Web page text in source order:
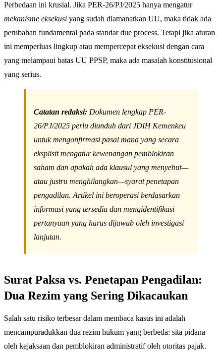
Perbedaan ini krusial. Jika PER-26/PJ/2025 hanya mengatur
mekanisme eksekusi yang sudah diamanatkan UU, maka tidak ada
perubahan fundamental pada standar due process. Tetapi jika aturan
ini memperluas lingkup atau mempercepat eksekusi dengan cara
yang melampaui batas UU PPSP, maka ada masalah konstitusional
yang serius.
Catatan redaksi: Dokumen lengkap PER-
26/PJ/2025 perlu diunduh dari JDIH Kemenkeu
untuk mengonfirmasi pasal mana yang secara
eksplisit mengatur kewenangan pemblokiran
saham dan apakah ada klausul yang menyebut—
atau justru menghilangkan—syarat penetapan
pengadilan. Artikel ini beroperasi berdasarkan
informasi yang tersedia dan mengidentifikasi
pertanyaan yang harus dijawab oleh investigasi
lanjutan.
Surat Paksa vs. Penetapan Pengadilan:
Dua Rezim yang Sering Dikacaukan
Salah satu risiko terbesar dalam membaca kasus ini adalah
mencampuradukkan dua rezim hukum yang berbeda: sita pidana
oleh kejaksaan dan pemblokiran administratif oleh otoritas pajak.